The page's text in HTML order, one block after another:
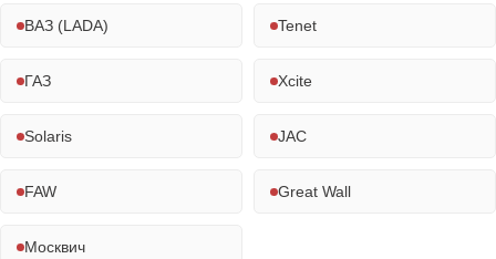
ВАЗ (LADA) Tenet
ГАЗ Xcite
Solaris JAC
FAW Great Wall
Москвич